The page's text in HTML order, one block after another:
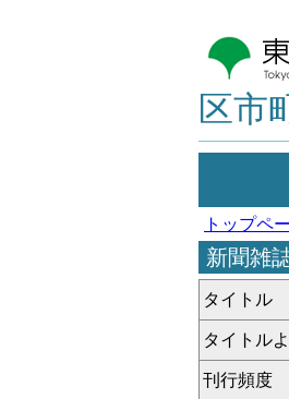
区市
トップペ
新聞雑
タイトル
タイトル
刊行頻度